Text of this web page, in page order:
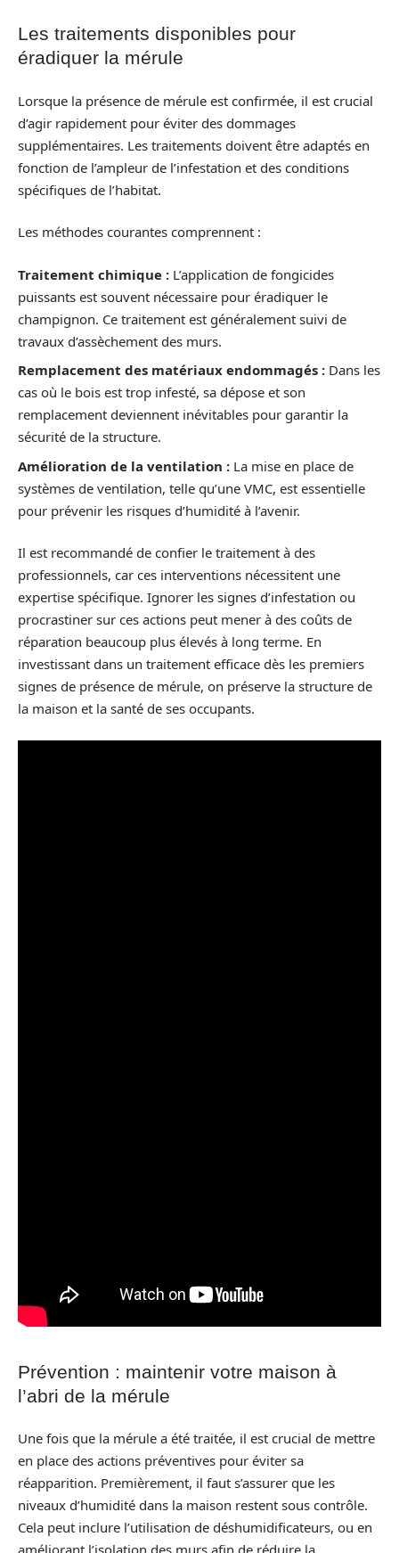
Les traitements disponibles pour
éradiquer la mérule
Lorsque la présence de mérule est confirmée, il est crucial
d’agir rapidement pour éviter des dommages
supplémentaires. Les traitements doivent être adaptés en
fonction de l’ampleur de l’infestation et des conditions
spécifiques de l’habitat.
Les méthodes courantes comprennent :
Traitement chimique : L’application de fongicides
puissants est souvent nécessaire pour éradiquer le
champignon. Ce traitement est généralement suivi de
travaux d’assèchement des murs.
Remplacement des matériaux endommagés : Dans les
cas où le bois est trop infesté, sa dépose et son
remplacement deviennent inévitables pour garantir la
sécurité de la structure.
Amélioration de la ventilation : La mise en place de
systèmes de ventilation, telle qu’une VMC, est essentielle
pour prévenir les risques d’humidité à l’avenir.
Il est recommandé de confier le traitement à des
professionnels, car ces interventions nécessitent une
expertise spécifique. Ignorer les signes d’infestation ou
procrastiner sur ces actions peut mener à des coûts de
réparation beaucoup plus élevés à long terme. En
investissant dans un traitement efficace dès les premiers
signes de présence de mérule, on préserve la structure de
la maison et la santé de ses occupants.
Prévention : maintenir votre maison à
l’abri de la mérule
Une fois que la mérule a été traitée, il est crucial de mettre
en place des actions préventives pour éviter sa
réapparition. Premièrement, il faut s’assurer que les
niveaux d’humidité dans la maison restent sous contrôle.
Cela peut inclure l’utilisation de déshumidificateurs, ou en
améliorant l’isolation des murs afin de réduire la